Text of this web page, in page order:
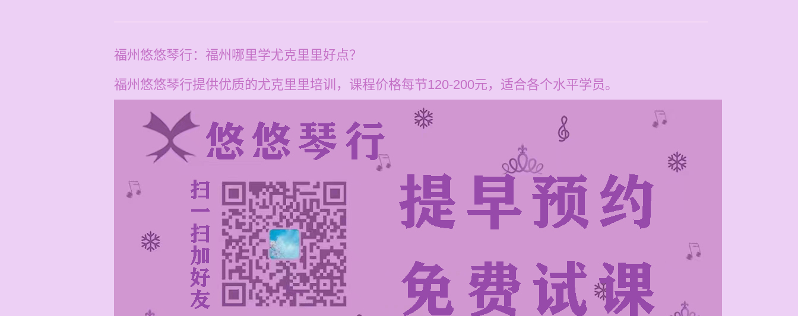
福州悠悠琴行：福州哪里学尤克里里好点？
福州悠悠琴行提供优质的尤克里里培训，课程价格每节120-200元，适合各个水平学员。